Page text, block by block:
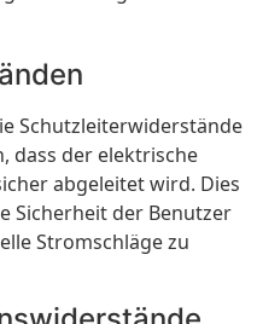
Schutzleiterwiderstände
dass der elektrische
abgeleitet wird. Dies
Sicherheit der Benutzer
Stromschläge zu